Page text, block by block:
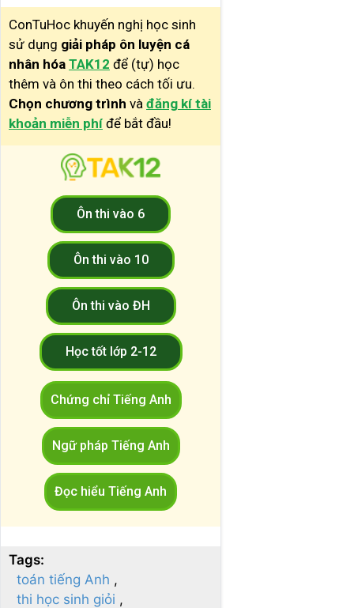
ConTuHoc khuyến nghị học sinh
sử dụng giải pháp ôn luyện cá
nhân hóa TAK12 để (tự) học
thêm và ôn thi theo cách tối ưu.
Chọn chương trình và đăng kí tài
khoản miễn phí để bắt đầu!
Ôn thi vào 6
Ôn thi vào 10
Ôn thi vào ĐH
Học tốt lớp 2-12
Chứng chỉ Tiếng Anh
Ngữ pháp Tiếng Anh
Đọc hiểu Tiếng Anh
Tags:
toán tiếng Anh
thi học sinh giỏi